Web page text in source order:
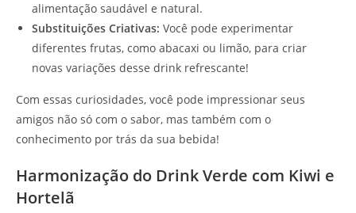
alimentação saudável e natural.
Substituições Criativas: Você pode experimentar
diferentes frutas, como abacaxi ou limão, para criar
novas variações desse drink refrescante!
Com essas curiosidades, você pode impressionar seus
amigos não só com o sabor, mas também com o
conhecimento por trás da sua bebida!
Harmonização do Drink Verde com Kiwi e
Hortelã